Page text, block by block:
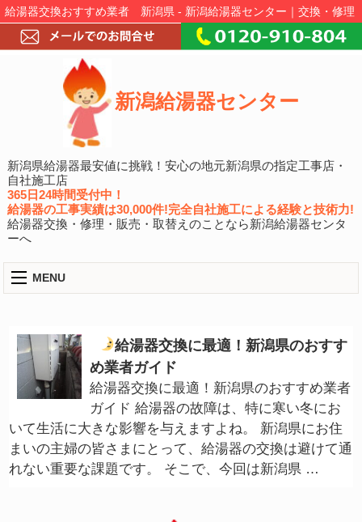
給湯器交換おすすめ業者 新潟県 - 新潟給湯器センター｜交換・修理
新潟給湯器センター
新潟県給湯器最安値に挑戦！安心の地元新潟県の指定工事店・
自社施工店
365日24時間受付中！
給湯器の工事実績は30,000件!完全自社施工による経験と技術力!
給湯器交換・修理・販売・取替えのことなら新潟給湯器センタ
ーへ
MENU
給湯器交換に最適！新潟県のおすす
め業者ガイド
給湯器交換に最適！新潟県のおすすめ業者
ガイド 給湯器の故障は、特に寒い冬にお
いて生活に大きな影響を与えますよね。 新潟県にお住
まいの主婦の皆さまにとって、給湯器の交換は避けて通
れない重要な課題です。 そこで、今回は新潟県 …